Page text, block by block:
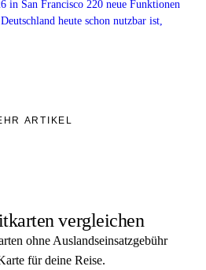
in San Francisco 220 neue Funktionen
heute schon nutzbar ist,
ARTIKEL
vergleichen
ohne Auslandseinsatzgebühr
für deine Reise.